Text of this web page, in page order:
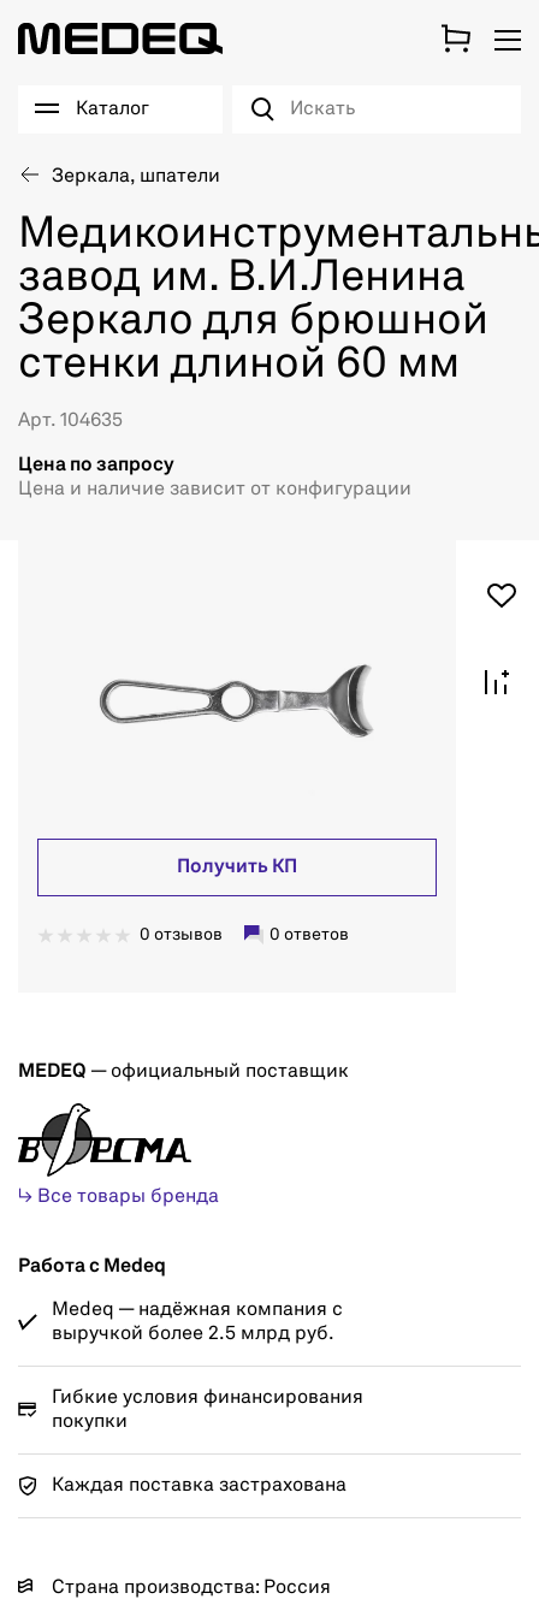
Каталог
Зеркала, шпатели
завод им. В.И.Ленина
Зеркало для брюшной
стенки длиной 60 мм
Арт. 104635
Цена по запросу
Цена и наличие зависит от конфигурации
Получить КП
0 отзывов 0 ответов
MEDEQ — официальный поставщик
↳ Все товары бренда
Работа с Medeq
Medeq — надёжная компания с
выручкой более 2.5 млрд руб.
Гибкие условия финансирования
покупки
Каждая поставка застрахована
Страна производства: Россия